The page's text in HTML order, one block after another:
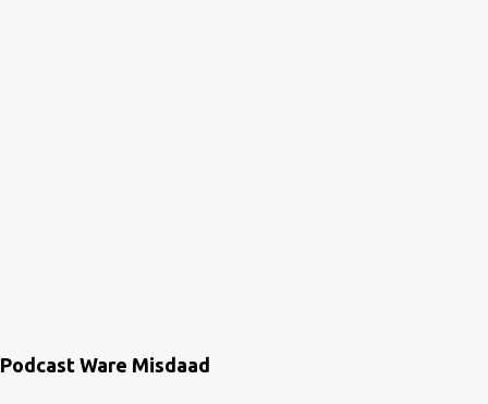
Podcast Ware Misdaad